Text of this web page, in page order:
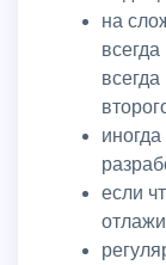
на
если